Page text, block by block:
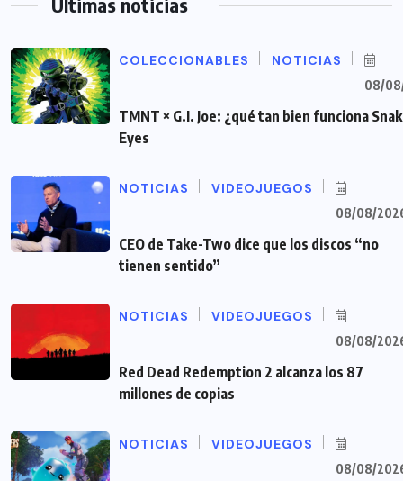
COLECCIONABLES NOTICIAS
08/
TMNT × G.I. Joe: ¿qué tan bien funciona
Eyes
NOTICIAS VIDEOJUEGOS
08/08/
CEO de Take-Two dice que los discos “no
tienen sentido”
NOTICIAS VIDEOJUEGOS
08/08/
Red Dead Redemption 2 alcanza los 87
millones de copias
NOTICIAS VIDEOJUEGOS
08/08/